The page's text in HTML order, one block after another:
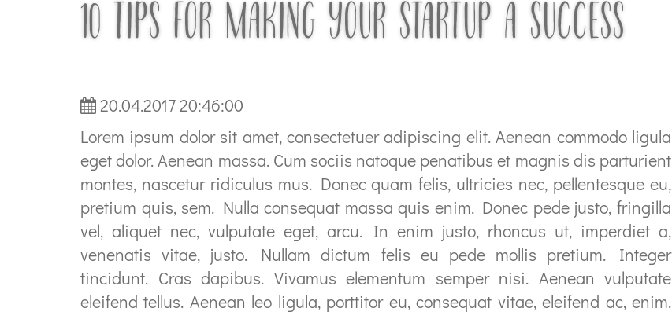
10 TIPS FOR MAKING YOUR STARTUP A SUCCESS
20.04.2017 20:46:00
Lorem ipsum dolor sit amet, consectetuer adipiscing elit. Aenean commodo ligula
eget dolor. Aenean massa. Cum sociis natoque penatibus et magnis dis parturient
montes, nascetur ridiculus mus. Donec quam felis, ultricies nec, pellentesque eu,
pretium quis, sem. Nulla consequat massa quis enim. Donec pede justo, fringilla
vel, aliquet nec, vulputate eget, arcu. In enim justo, rhoncus ut, imperdiet a,
venenatis vitae, justo. Nullam dictum felis eu pede mollis pretium. Integer
tincidunt. Cras dapibus. Vivamus elementum semper nisi. Aenean vulputate
eleifend tellus. Aenean leo ligula, porttitor eu, consequat vitae, eleifend ac, enim.